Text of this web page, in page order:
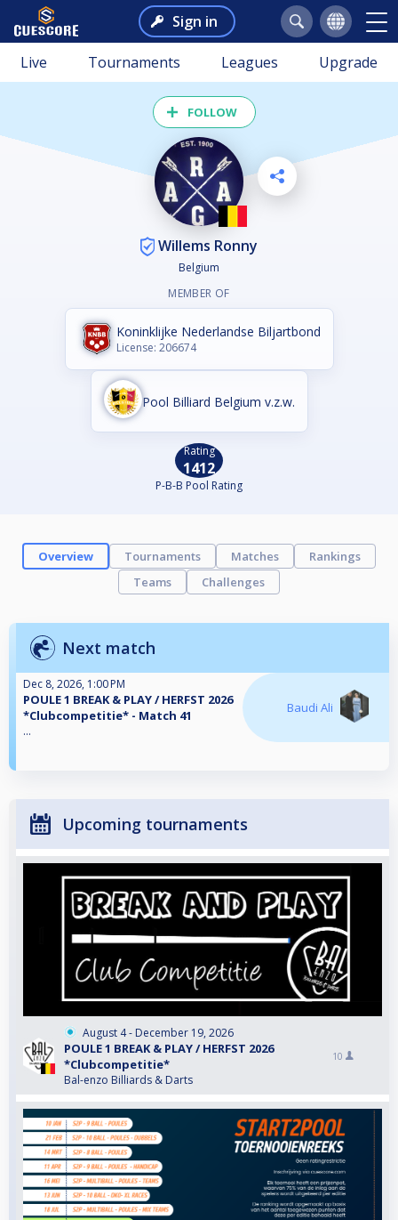
Sign in
Live Tournaments Leagues Upgrade
FOLLOW
Willems Ronny
Belgium
MEMBER OF
Koninklijke Nederlandse Biljartbond
License: 206674
Pool Billiard Belgium v.z.w.
Rating
1412
P-B-B Pool Rating
Overview Tournaments Matches
Rankings
Teams
Challenges
Next match
Dec 8, 2026, 1:00 PM
POULE 1 BREAK & PLAY / HERFST 2026
*Clubcompetitie* - Match 41
...
Baudi Ali
Upcoming tournaments
August 4 - December 19, 2026
POULE 1 BREAK & PLAY / HERFST 2026
*Clubcompetitie*
Bal-enzo Billiards & Darts
10